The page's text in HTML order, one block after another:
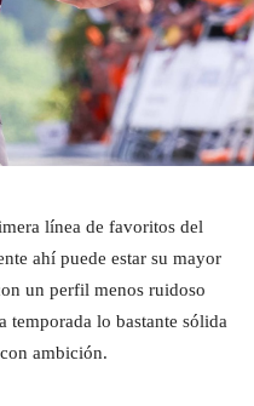
línea de favoritos del
ahí puede estar su mayor
un perfil menos ruidoso
temporada lo bastante sólida
ambición.